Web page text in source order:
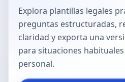
Explora plantillas legales
preguntas estructuradas,
claridad y exporta una
para situaciones
personal.